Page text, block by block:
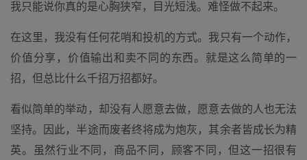
我只能说你真的是心胸狭窄，目光短浅。难怪做不起来。
在这里，我没有任何花哨和投机的方式。我只有一个动作，
价值分享，价值输出和卖不同的东西。就是这么简单的一
招，但总比什么千招万招都好。
看似简单的举动，却没有人愿意去做，愿意去做的人也无法
坚持。因此，半途而废者终将成为炮灰，其余者皆成长为精
英。虽然行业不同，商品不同，顾客不同，但这一招很有